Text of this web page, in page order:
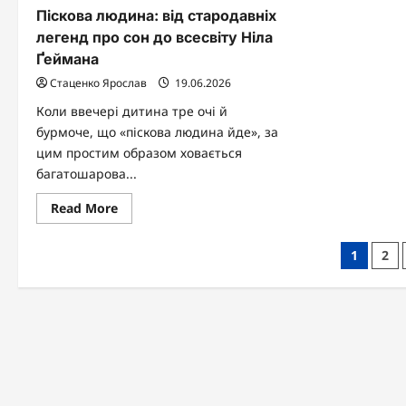
Піскова людина: від стародавніх
легенд про сон до всесвіту Ніла
Ґеймана
Стаценко Ярослав 19.06.2026
Коли ввечері дитина тре очі й
бурмоче, що «піскова людина йде», за
цим простим образом ховається
багатошарова...
Read MoreRead
more
стародавніх
1 2